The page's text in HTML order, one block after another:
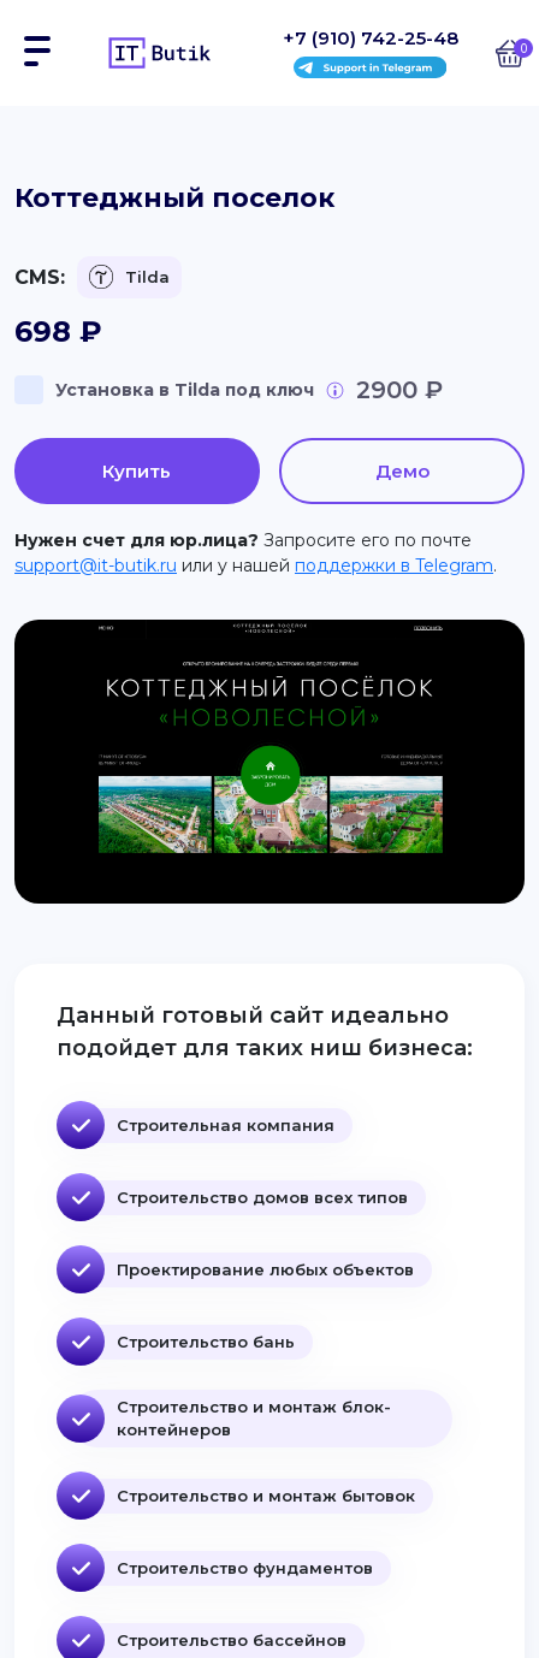
Блоки
На заказ
Инструкции
support@it-butik.ru
+7 (910) 742-25-48 0
Коттеджный поселок
CMS: Tilda
698 ₽
Установка в Tilda под ключ 2900 ₽
Купить Демо
Нужен счет для юр.лица? Запросите его по почте
support@it-butik.ru или у нашей поддержки в Telegram.
Данный готовый сайт идеально
подойдет для таких ниш бизнеса:
Строительная компания
Строительство домов всех типов
Проектирование любых объектов
Строительство бань
Строительство и монтаж блок-
контейнеров
Строительство и монтаж бытовок
Строительство фундаментов
Строительство бассейнов